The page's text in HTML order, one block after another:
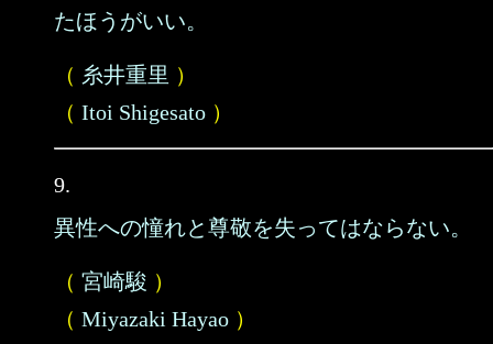
たほうがいい。
（ 糸井重里 ）
（ Itoi Shigesato ）
9.
異性への憧れと尊敬を失ってはならない。
（ 宮崎駿 ）
（ Miyazaki Hayao ）